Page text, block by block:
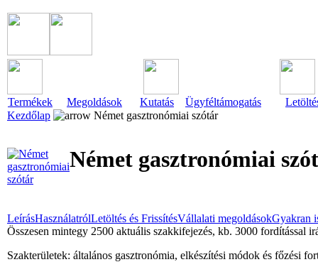
Termékek Megoldások Kutatás Ügyféltámogatás
Kezdőlap
Német gasztronómiai szótár
Német gasztronómiai
LeírásHasználatrólLetöltés és FrissítésVállalati megoldásokGyakran
Összesen mintegy 2500 aktuális szakkifejezés, kb. 3000 fordítással
Szakterületek: általános gasztronómia, elkészítési módok és főzési